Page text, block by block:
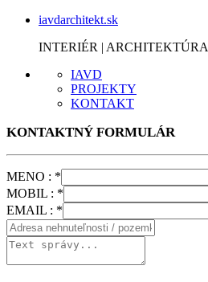
iavdarchitekt.sk
INTERIÉR | ARCHITEKTÚRA
IAVD
PROJEKTY
KONTAKT
KONTAKTNÝ FORMULÁR
MENO : *
MOBIL : *
EMAIL : *